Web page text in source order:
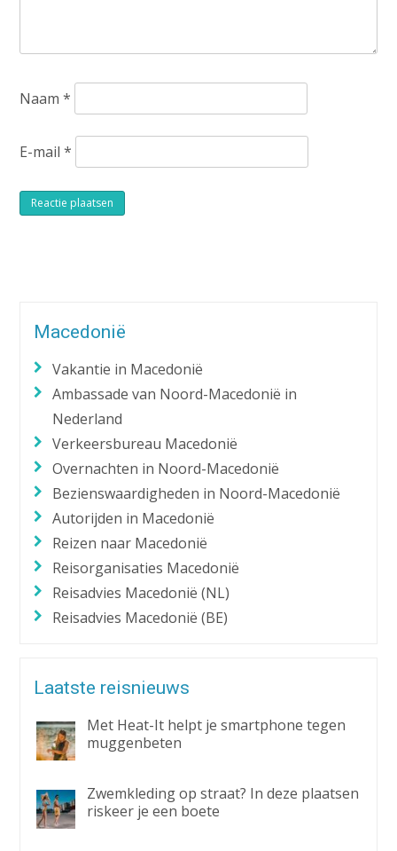
Naam*
E-mail*
Macedonië
Vakantie in Macedonië
Ambassade van Noord-Macedonië in
Nederland
Verkeersbureau Macedonië
Overnachten in Noord-Macedonië
Bezienswaardigheden in Noord-Macedonië
Autorijden in Macedonië
Reizen naar Macedonië
Reisorganisaties Macedonië
Reisadvies Macedonië (NL)
Reisadvies Macedonië (BE)
Laatste reisnieuws
Met Heat-It helpt je smartphone tegen
muggenbeten
Zwemkleding op straat? In deze plaatsen
riskeer je een boete